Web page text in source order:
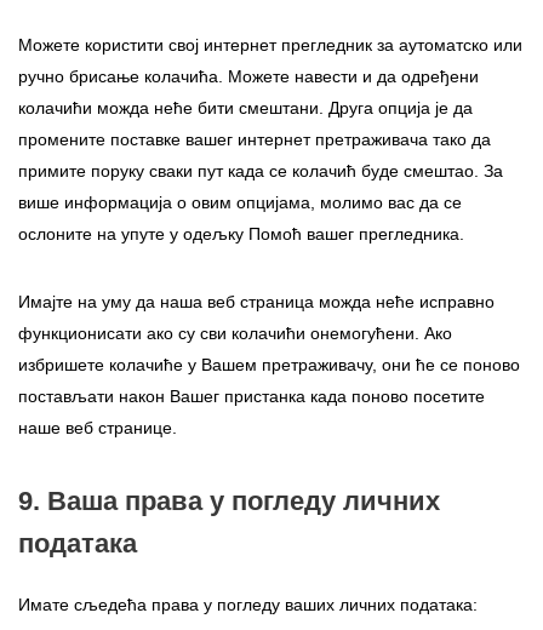
Можете користити свој интернет прегледник за аутоматско или
ручно брисање колачића. Можете навести и да одређени
колачићи можда неће бити смештани. Друга опција је да
промените поставке вашег интернет претраживача тако да
примите поруку сваки пут када се колачић буде смештао. За
више информација о овим опцијама, молимо вас да се
ослоните на упуте у одељку Помоћ вашег прегледника.
Имајте на уму да наша веб страница можда неће исправно
функционисати ако су сви колачићи онемогућени. Ако
избришете колачиће у Вашем претраживачу, они ће се поново
постављати након Вашег пристанка када поново посетите
наше веб странице.
9. Ваша права у погледу личних
података
Имате сљедећа права у погледу ваших личних података: